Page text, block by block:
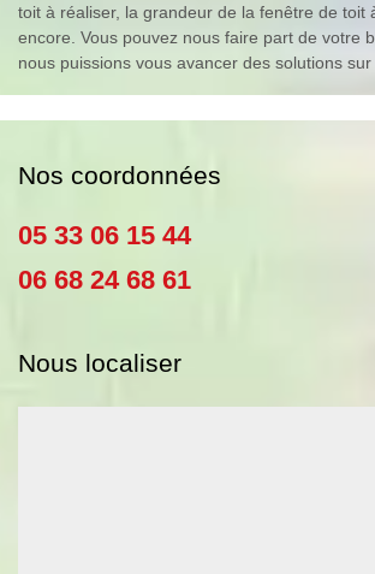
toit à réaliser, la grandeur de la fenêtre de toit
encore. Vous pouvez nous faire part de votre
nous puissions vous avancer des solutions sur
Nos coordonnées
05 33 06 15 44
06 68 24 68 61
Nous localiser